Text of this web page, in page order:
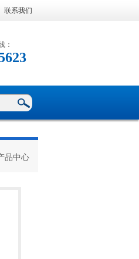
联系我们
：
品中心